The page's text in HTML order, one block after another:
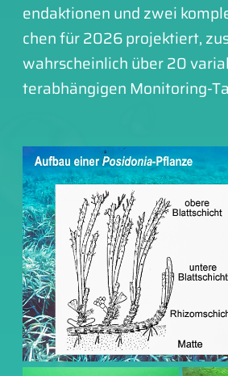
end­ak­tio­nen und zwei
chen für 2026 pro­jek­tiert,
wahr­schein­lich über 20
ter­ab­hän­gi­gen Monitoring-